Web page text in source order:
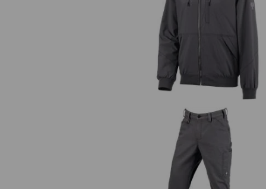
STRAUSS.WORKS!
alle e.s.iconic producten
Capuchonjack e.s.iconic
Werkbroek e.s.iconic